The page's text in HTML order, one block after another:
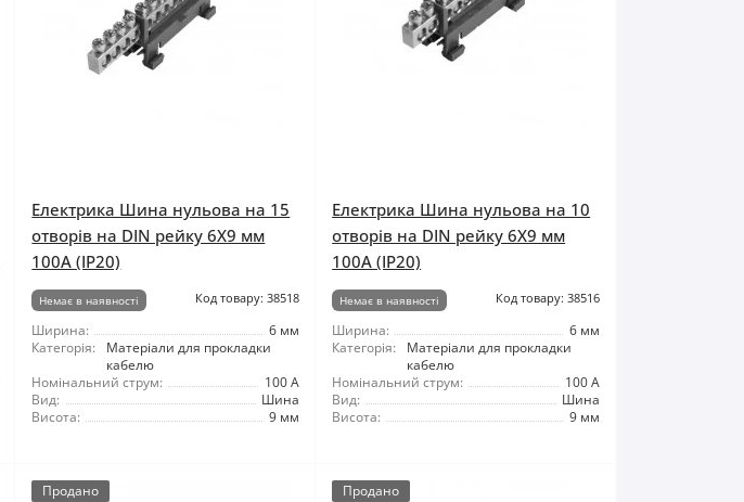
Електрика Шина нульова на 15
отворів на DIN рейку 6X9 мм
100A (IP20)
Немає в наявності Код товару: 38518
Ширина:
6 мм
Категорія:
Матеріали для прокладки
кабелю
Номінальний струм:
100 А
Вид:
Шина
Висота:
9 мм
Електрика Шина нульова на 10
отворів на DIN рейку 6X9 мм
100A (IP20)
Немає в наявності Код товару: 38516
Ширина:
6 мм
Категорія:
Матеріали для прокладки
кабелю
Номінальний струм:
100 А
Вид:
Шина
Висота:
9 мм
Продано Продано